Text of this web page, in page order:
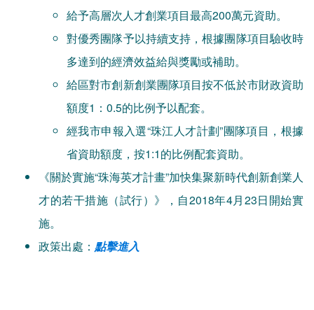
給予高層次人才創業項目最高200萬元資助。
對優秀團隊予以持續支持，根據團隊項目驗收時
多達到的經濟效益給與獎勵或補助。
給區對市創新創業團隊項目按不低於市財政資助
額度1：0.5的比例予以配套。
經我市申報入選“珠江人才計劃”團隊項目，根據
省資助額度，按1:1的比例配套資助。
《關於實施“珠海英才計畫”加快集聚新時代創新創業人
才的若干措施（試行）》，自2018年4月23日開始實
施。
政策出處： 點擊進入